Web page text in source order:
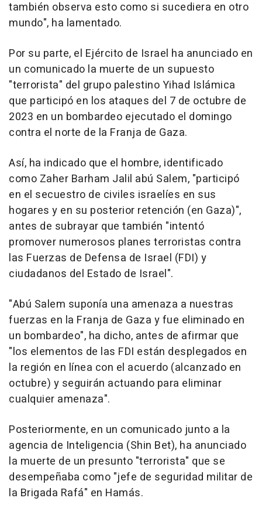
también observa esto como si sucediera en otro
mundo", ha lamentado.
Por su parte, el Ejército de Israel ha anunciado en
un comunicado la muerte de un supuesto
"terrorista" del grupo palestino Yihad Islámica
que participó en los ataques del 7 de octubre de
2023 en un bombardeo ejecutado el domingo
contra el norte de la Franja de Gaza.
Así, ha indicado que el hombre, identificado
como Zaher Barham Jalil abú Salem, "participó
en el secuestro de civiles israelíes en sus
hogares y en su posterior retención (en Gaza)",
antes de subrayar que también "intentó
promover numerosos planes terroristas contra
las Fuerzas de Defensa de Israel (FDI) y
ciudadanos del Estado de Israel".
"Abú Salem suponía una amenaza a nuestras
fuerzas en la Franja de Gaza y fue eliminado en
un bombardeo", ha dicho, antes de afirmar que
"los elementos de las FDI están desplegados en
la región en línea con el acuerdo (alcanzado en
octubre) y seguirán actuando para eliminar
cualquier amenaza".
Posteriormente, en un comunicado junto a la
agencia de Inteligencia (Shin Bet), ha anunciado
la muerte de un presunto "terrorista" que se
desempeñaba como "jefe de seguridad militar de
la Brigada Rafá" en Hamás.